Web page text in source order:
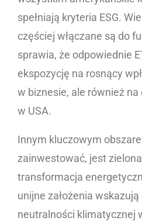
spełniają kryteria ESG.
częściej włączane są do
sprawia, że odpowiednie
ekspozycję na rosnący
w biznesie, ale również
w USA.
Innym kluczowym
zainwestować, jest
transformacja
unijne założenia
neutralności klimatycznej